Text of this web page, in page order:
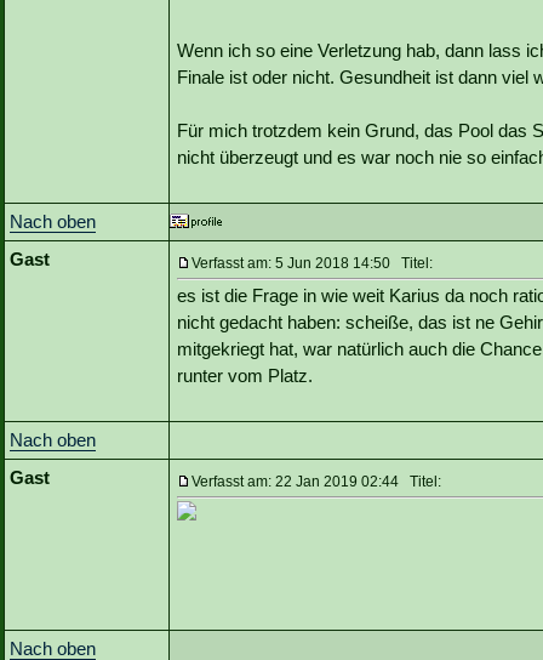
Wenn ich so eine Verletzung hab, dann lass
Finale ist oder nicht. Gesundheit ist dann viel
Für mich trotzdem kein Grund, das Pool das
nicht überzeugt und es war noch nie so
Nach oben
Gast
Verfasst am: 5 Jun 2018 14:50 Titel:
es ist die Frage in wie weit Karius da noch
nicht gedacht haben: scheiße, das ist ne
mitgekriegt hat, war natürlich auch die
runter vom Platz.
Nach oben
Gast
Verfasst am: 22 Jan 2019 02:44 Titel:
Nach oben